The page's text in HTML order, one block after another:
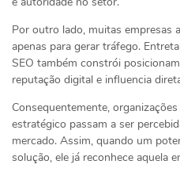
Por outro lado, muitas empresas
apenas para gerar tráfego.
SEO também constrói
reputação digital e influencia
Consequentemente,
estratégico passam a ser
mercado. Assim, quando um
solução, ele já reconhece aquela